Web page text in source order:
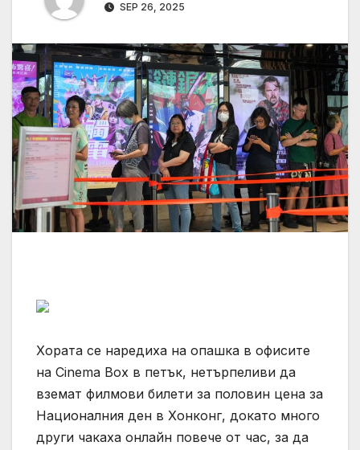
SEP 26, 2025
Хората се наредиха на опашка в офисите
на Cinema Box в петък, нетърпеливи да
вземат филмови билети за половин цена за
Националния ден в Хонконг, докато много
други чакаха онлайн повече от час, за да